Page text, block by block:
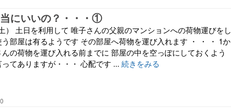
にいいの？・・・①
） 土日を利用して 唯子さんの父親のマンションへの荷物運びをし
部屋は有るようです その部屋へ荷物を運び入れます ・ ・ ・ 1か
の荷物を運び入れる前までに 部屋の中を空っぽにしておくよう
てありますが・・・ 心配です ... 続きをみる